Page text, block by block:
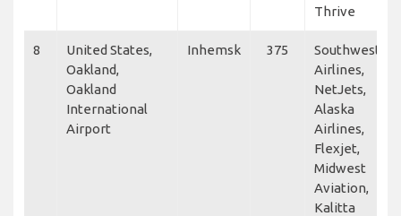
Thrive
8
United States,
Oakland,
Oakland
International
Airport
Inhemsk 375
Southwest
Airlines,
NetJets,
Alaska
Airlines,
Flexjet,
Midwest
Aviation,
Kalitta